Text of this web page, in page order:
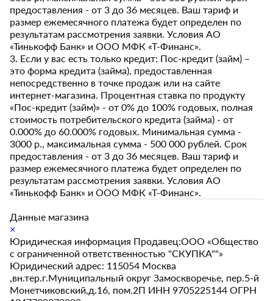
предоставления - от 3 до 36 месяцев. Ваш тариф и
размер ежемесячного платежа будет определен по
результатам рассмотрения заявки. Условия АО
«Тинькофф Банк» и ООО МФК «Т-Финанс».
3. Если у вас есть только кредит: Пос-кредит (займ) –
это форма кредита (займа), предоставленная
непосредственно в точке продаж или на сайте
интернет-магазина. Процентная ставка по продукту
«Пос-кредит (займ)» - от 0% до 100% годовых, полная
стоимость потребительского кредита (займа) - от
0.000% до 60.000% годовых. Минимальная сумма -
3000 р., максимальная сумма - 500 000 рублей. Срок
предоставления - от 3 до 36 месяцев. Ваш тариф и
размер ежемесячного платежа будет определен по
результатам рассмотрения заявки. Условия АО
«Тинькофф Банк» и ООО МФК «Т-Финанс».
Данные магазина
×
Юридическая информация Продавец:ООО «Общество
с ограниченной ответственностью "СКУПКА""»
Юридический адрес: 115054 Москва
,вн.тер.г.Муниципальный округ Замоскворечье, пер.5-й
Монетчиковский,д.16, пом.2П ИНН 9705225144 ОГРН